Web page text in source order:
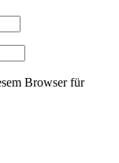
Browser für